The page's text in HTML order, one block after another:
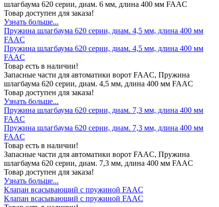
шлагбаума 620 серии, диам. 6 мм, длина 400 мм FAAC
Товар доступен для заказа!
Узнать больше...
Пружина шлагбаума 620 серии, диам. 4,5 мм, длина 400 мм
FAAC
Пружина шлагбаума 620 серии, диам. 4,5 мм, длина 400 мм
FAAC
Товар есть в наличии!
Запасные части для автоматики ворот FAAC, Пружина
шлагбаума 620 серии, диам. 4,5 мм, длина 400 мм FAAC
Товар доступен для заказа!
Узнать больше...
Пружина шлагбаума 620 серии, диам. 7,3 мм, длина 400 мм
FAAC
Пружина шлагбаума 620 серии, диам. 7,3 мм, длина 400 мм
FAAC
Товар есть в наличии!
Запасные части для автоматики ворот FAAC, Пружина
шлагбаума 620 серии, диам. 7,3 мм, длина 400 мм FAAC
Товар доступен для заказа!
Узнать больше...
Клапан всасывающий с пружиной FAAC
Клапан всасывающий с пружиной FAAC